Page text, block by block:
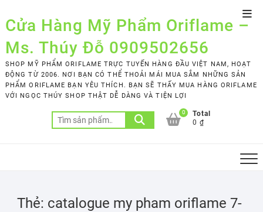
to
content
Cửa Hàng Mỹ Phẩm Oriflame –
Ms. Thúy Đỗ 0909502656
SHOP MỸ PHẨM ORIFLAME TRỰC TUYẾN HÀNG ĐẦU VIỆT NAM, HOẠT
ĐỘNG TỪ 2006. NƠI BẠN CÓ THỂ THOẢI MÁI MUA SẮM NHỮNG SẢN
PHẨM ORIFLAME BẠN YÊU THÍCH. BẠN SẼ THẤY MUA HÀNG ORIFLAME
VỚI NGỌC THÚY SHOP THẬT DỄ DÀNG VÀ TIỆN LỢI
Tìm
kiếm:
0
Total
0 ₫
Thẻ: catalogue my pham oriflame 7-